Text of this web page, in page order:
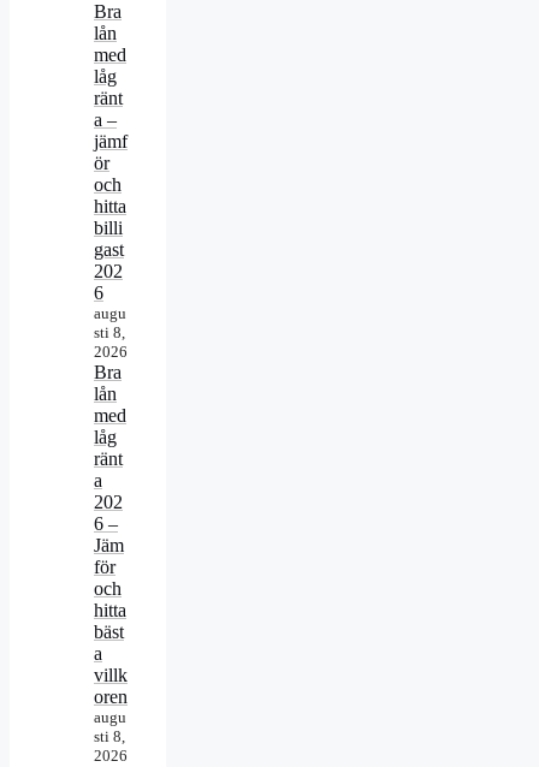
Bra
lån
med
låg
ränt
a –
jämf
ör
och
hitta
billi
gast
202
6
augu
sti 8,
2026
Bra
lån
med
låg
ränt
a
202
6 –
Jäm
för
och
hitta
bäst
a
villk
oren
augu
sti 8,
2026